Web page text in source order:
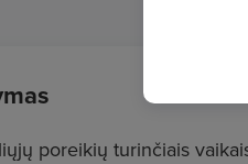
poreikių turinčiais